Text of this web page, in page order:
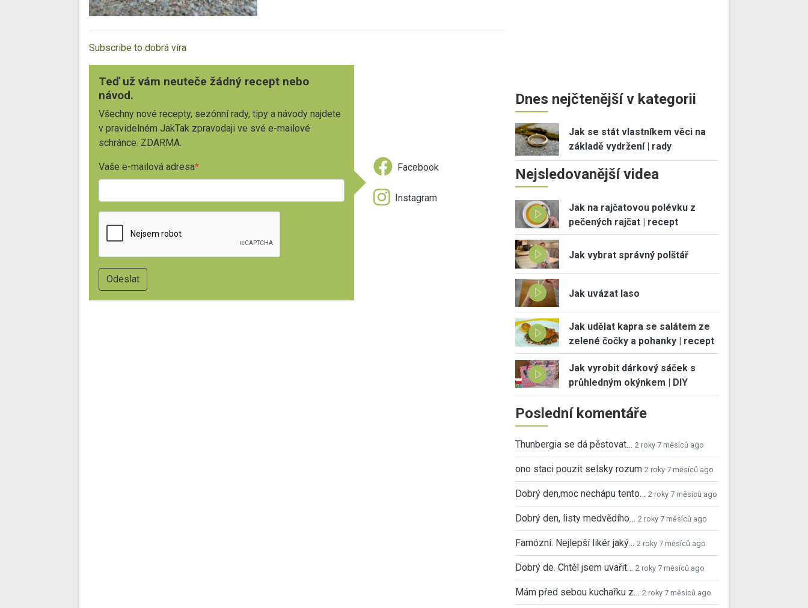
Subscribe to dobrá víra
Teď už vám neuteče žádný recept nebo
návod.
Všechny nové recepty, sezónní rady, tipy a návody najdete
v pravidelném JakTak zpravodaji ve své e-mailové
schránce. ZDARMA.
Vaše e-mailová adresa Facebook
Instagram
Dnes nejčtenější v kategorii
Jak se stát vlastníkem věci na
základě vydržení | rady
Nejsledovanější videa
Jak na rajčatovou polévku z
pečených rajčat | recept
Jak vybrat správný polštář
Jak uvázat laso
Jak udělat kapra se salátem ze
zelené čočky a pohanky | recept
Jak vyrobit dárkový sáček s
průhledným okýnkem | DIY
Poslední komentáře
Thunbergia se dá pěstovat… 2 roky 7 měsíců ago
ono staci pouzit selsky rozum 2 roky 7 měsíců ago
Dobrý den,moc nechápu tento… 2 roky 7 měsíců ago
Dobrý den, listy medvědího… 2 roky 7 měsíců ago
Famózní. Nejlepší likér jaký… 2 roky 7 měsíců ago
Dobrý de. Chtěl jsem uvařit… 2 roky 7 měsíců ago
Mám před sebou kuchařku z… 2 roky 7 měsíců ago